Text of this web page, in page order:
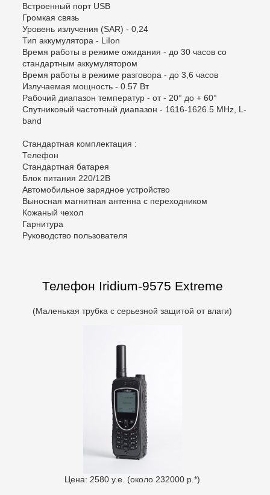
Встроенный порт USB
Громкая связь
Уровень излучения (SAR) - 0,24
Тип аккумулятора - LiIon
Время работы в режиме ожидания - до 30 часов со
стандартным аккумулятором
Время работы в режиме разговора - до 3,6 часов
Излучаемая мощность - 0.57 Вт
Рабочий диапазон температур - от - 20° до + 60°
Спутниковый частотный диапазон - 1616-1626.5 MHz, L-
band
Стандартная комплектация :
Телефон
Стандартная батарея
Блок питания 220/12В
Автомобильное зарядное устройство
Выносная магнитная антенна с переходником
Кожаный чехол
Гарнитура
Руководство пользователя
Телефон Iridium-9575 Extreme
(Маленькая трубка с серьезной защитой от влаги)
Цена: 2580 у.е. (около 232000 р.*)